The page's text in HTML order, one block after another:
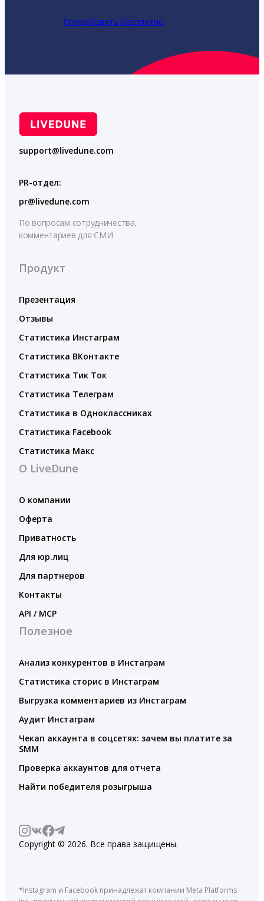
Попробовать бесплатно
support@livedune.com
PR-отдел:
pr@livedune.com
По вопросам сотрудничества,
комментариев для СМИ
Продукт
Презентация
Отзывы
Статистика Инстаграм
Статистика ВКонтакте
Статистика Тик Ток
Статистика Телеграм
Статистика в Одноклассниках
Статистика Facebook
Статистика Макс
О LiveDune
О компании
Оферта
Приватность
Для юр.лиц
Для партнеров
Контакты
API / MCP
Полезное
Анализ конкурентов в Инстаграм
Статистика сторис в Инстаграм
Выгрузка комментариев из Инстаграм
Аудит Инстаграм
Чекап аккаунта в соцсетях: зачем вы платите за
SMM
Проверка аккаунтов для отчета
Найти победителя розыгрыша
Copyright © 2026. Все права защищены.
*Instagram и Facebook принадлежат компании Meta Platforms